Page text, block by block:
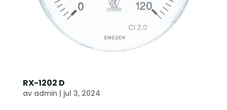
RX-1202 D
av admin | jul 3, 2024